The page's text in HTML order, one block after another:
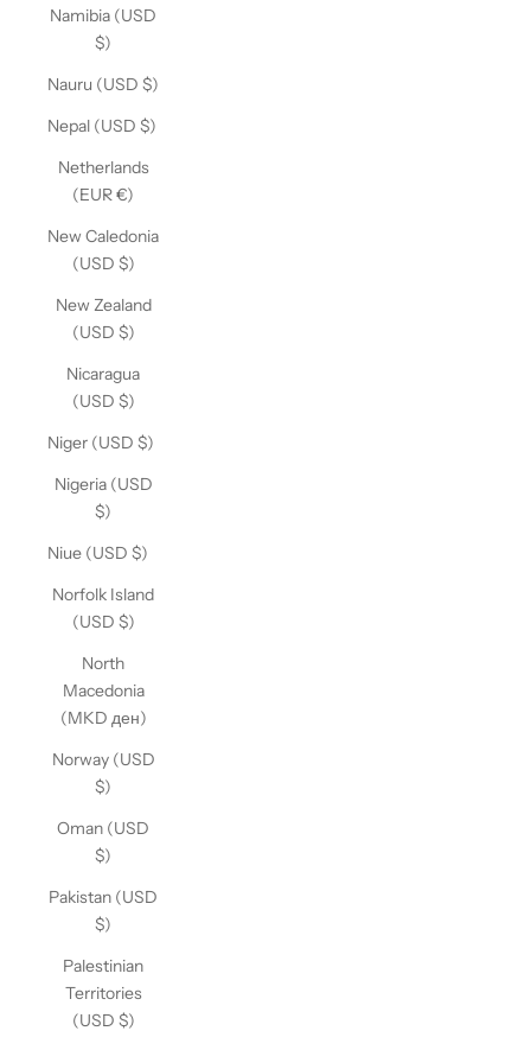
Namibia (USD
$)
Nauru (USD $)
Nepal (USD $)
Netherlands
(EUR €)
New Caledonia
(USD $)
New Zealand
(USD $)
Nicaragua
(USD $)
Niger (USD $)
Nigeria (USD
$)
Niue (USD $)
Norfolk Island
(USD $)
North
Macedonia
(MKD ден)
Norway (USD
$)
Oman (USD
$)
Pakistan (USD
$)
Palestinian
Territories
(USD $)